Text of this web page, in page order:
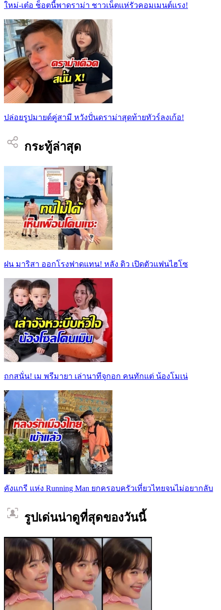
ใหม่-เต๋อ ช็อตนี้พาดราม่า ชาวเน็ตเเห่รัวคอมเมนต์เเรง!
ปล่อยรูปมายด์คู่สามี หวังปั่นดราม่าสุดท้ายทัวร์ลงเก้อ!
กระทู้ล่าสุด
ฝน มาริสา ออกโรงฟาดแทน! หลัง ดิว เปิดตัวแฟนไฮโซ
ถกสนั่น! เม พรีมายา เล่านาทีจุกอก คนทักแต่ น้องโมเน่
คังแกรี แห่ง Running Man ยกครอบครัวเที่ยวไทยจนไม่อยากลับ
รูปเด่นน่าดูที่สุดของวันนี้